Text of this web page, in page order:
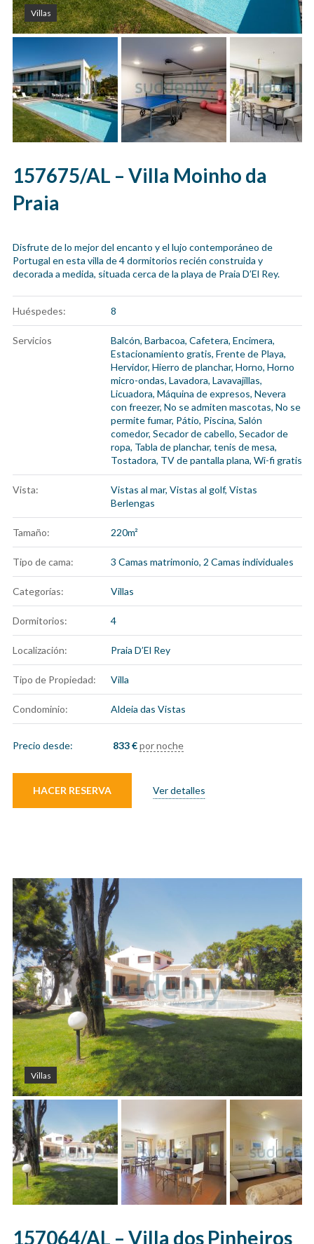
Villas
157675/AL – Villa Moinho da
Praia
Disfrute de lo mejor del encanto y el lujo contemporáneo de
Portugal en esta villa de 4 dormitorios recién construida y
decorada a medida, situada cerca de la playa de Praia D’El Rey.
Huéspedes: 8
Servicios Balcón, Barbacoa, Cafetera, Encimera,
Estacionamiento gratis, Frente de Playa,
Hervidor, Hierro de planchar, Horno, Horno
micro-ondas, Lavadora, Lavavajillas,
Licuadora, Máquina de expresos, Nevera
con freezer, No se admiten mascotas, No se
permite fumar, Pátio, Piscina, Salón
comedor, Secador de cabello, Secador de
ropa, Tabla de planchar, tenis de mesa,
Tostadora, TV de pantalla plana, Wi-fi gratis
Vista:
Vistas al mar, Vistas al golf, Vistas
Berlengas
Tamaño: 220m²
Tipo de cama: 3 Camas matrimonio, 2 Camas individuales
Categorías: Villas
Dormitorios: 4
Localización: Praia D’El Rey
Tipo de Propiedad: Villa
Condominio: Aldeia das Vistas
Precio desde: 833€ por noche
Ver detalles
HACER RESERVA
Villas
157064/AL – Villa dos Pinheiros